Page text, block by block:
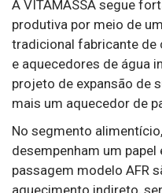
A VITAMASSA segue
produtiva por meio de
tradicional fabricante de
e aquecedores de água
projeto de expansão de
mais um aquecedor de
No segmento
desempenham um
passagem modelo AFR
aquecimento indireto,